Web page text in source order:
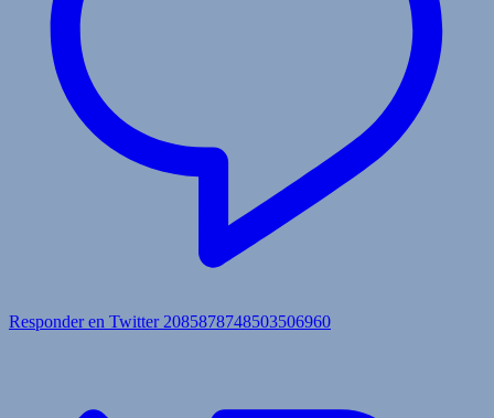
Responder en Twitter 2085878748503506960